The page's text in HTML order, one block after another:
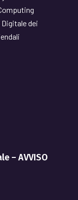
dei
– AVVISO